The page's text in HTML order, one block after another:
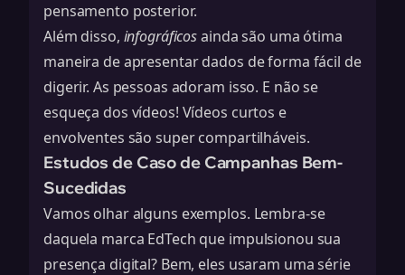
pensamento posterior.
Além disso, infográficosainda são uma ótima
maneira de apresentar dados de forma fácil de
digerir. As pessoas adoram isso. E não se
esqueça dos vídeos! Vídeos curtos e
envolventes são super compartilháveis.
Estudos de Caso de Campanhas Bem-
Sucedidas
Vamos olhar alguns exemplos. Lembra-se
daquela marca EdTech que impulsionou sua
presença digital? Bem, eles usaram uma série